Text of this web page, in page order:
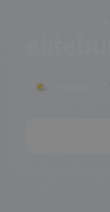
🌤 Terrasse